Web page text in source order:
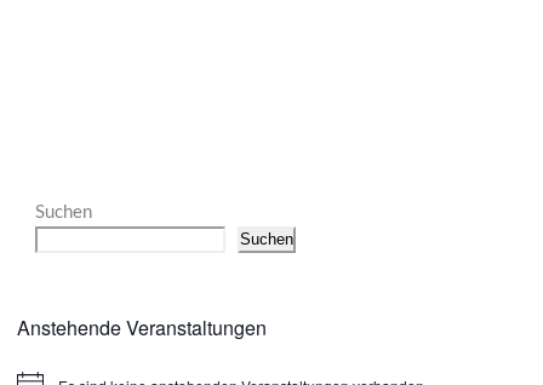
Suchen
Suchen
Anstehende Veranstaltungen